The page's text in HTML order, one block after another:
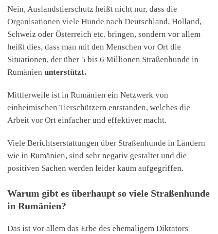
Nein, Auslandstierschutz heißt nicht nur, dass die
Organisationen viele Hunde nach Deutschland, Holland,
Schweiz oder Österreich etc. bringen, sondern vor allem
heißt dies, dass man mit den Menschen vor Ort die
Situationen, der über 5 bis 6 Millionen Straßenhunde in
Rumänien unterstützt.
Mittlerweile ist in Rumänien ein Netzwerk von
einheimischen Tierschützern entstanden, welches die
Arbeit vor Ort einfacher und effektiver macht.
Viele Berichtserstattungen über Straßenhunde in Ländern
wie in Rumänien, sind sehr negativ gestaltet und die
positiven Sachen werden leider kaum aufgegriffen.
Warum gibt es überhaupt so viele Straßenhunde
in Rumänien?
Das ist vor allem das Erbe des ehemaligem Diktators